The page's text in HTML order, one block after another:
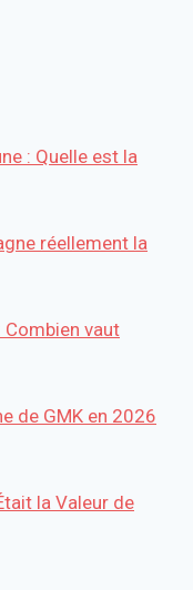
: Quelle est la
réellement la
vaut
de GMK en 2026
la Valeur de